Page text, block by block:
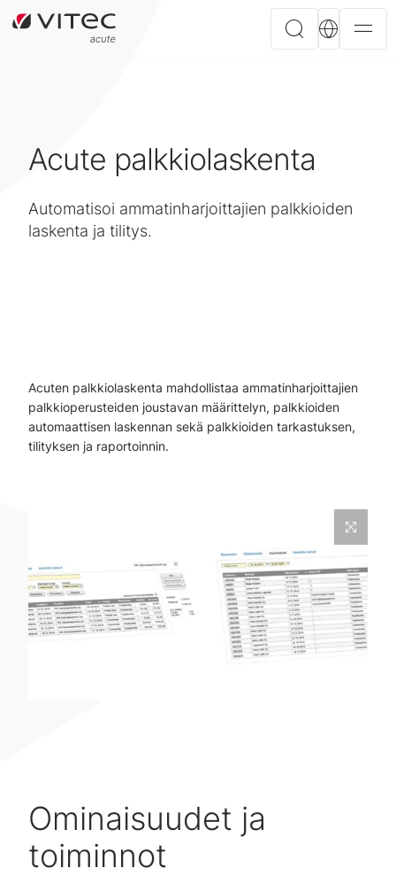
Acute palkkiolaskenta
Automatisoi ammatinharjoittajien palkkioiden
laskenta ja tilitys.
Acuten palkkiolaskenta mahdollistaa ammatinharjoittajien
palkkioperusteiden joustavan määrittelyn, palkkioiden
automaattisen laskennan sekä palkkioiden tarkastuksen,
tilityksen ja raportoinnin.
Ominaisuudet ja
toiminnot